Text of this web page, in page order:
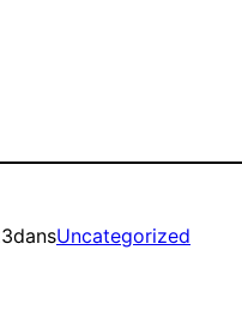
dansUncategorized